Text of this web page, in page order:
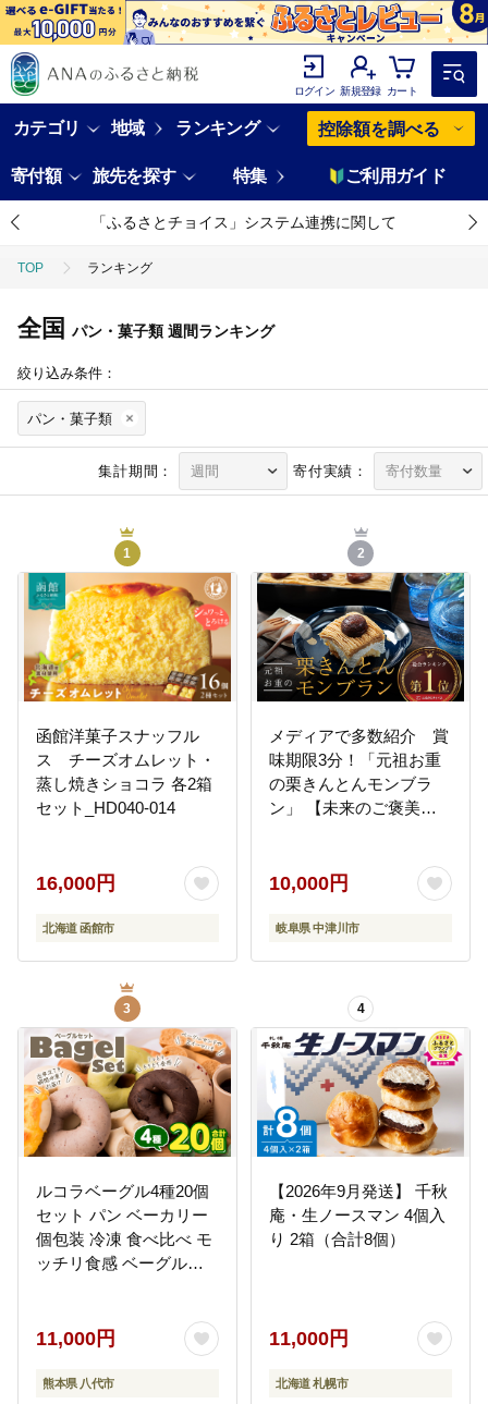
ログイン 新規登録 カート
カテゴリ 地域 ランキング 控除額を調べる
寄付額 旅先を探す 特集 ご利用ガイド
「ふるさとチョイス」システム連携に関して
TOP ランキング
全国 パン・菓子類 週間ランキング
絞り込み条件：
パン・菓子類
集計期間： 寄付実績：
1
函館洋菓子スナッフル
ス チーズオムレット・
蒸し焼きショコラ 各2箱
セット_HD040-014
16,000円
北海道 函館市
2
メディアで多数紹介 賞
味期限3分！「元祖お重
の栗きんとんモンブラ
ン」 【未来のご褒美】
ご褒美 お取り寄せ くり
お菓子 菓子 F4N-2298
10,000円
岐阜県 中津川市
3
ルコラベーグル4種20個
セット パン ベーカリー
個包装 冷凍 食べ比べ モ
ッチリ食感 ベーグルサ
11,000円
熊本県 八代市
4
【2026年9月発送】 千秋
庵・生ノースマン 4個入
り 2箱（合計8個）
11,000円
北海道 札幌市